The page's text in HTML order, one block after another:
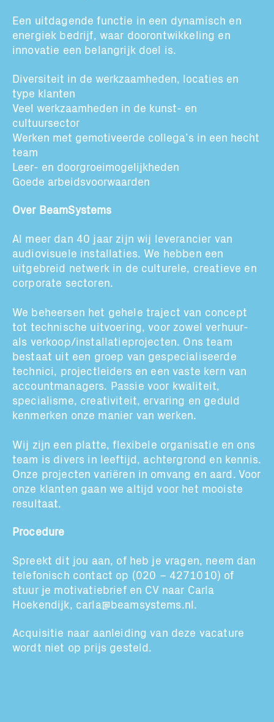
Een uitdagende functie in een dynamisch en
energiek bedrijf, waar doorontwikkeling en
innovatie een belangrijk doel is.
Diversiteit in de werkzaamheden, locaties en
type klanten
Veel werkzaamheden in de kunst- en
cultuursector
Werken met gemotiveerde collega’s in een hecht
team
Leer- en doorgroeimogelijkheden
Goede arbeidsvoorwaarden
Over BeamSystems
Al meer dan 40 jaar zijn wij leverancier van
audiovisuele installaties. We hebben een
uitgebreid netwerk in de culturele, creatieve en
corporate sectoren.
We beheersen het gehele traject van concept
tot technische uitvoering, voor zowel verhuur-
als verkoop/installatieprojecten. Ons team
bestaat uit een groep van gespecialiseerde
technici, projectleiders en een vaste kern van
accountmanagers. Passie voor kwaliteit,
specialisme, creativiteit, ervaring en geduld
kenmerken onze manier van werken.
Wij zijn een platte, flexibele organisatie en ons
team is divers in leeftijd, achtergrond en kennis.
Onze projecten variëren in omvang en aard. Voor
onze klanten gaan we altijd voor het mooiste
resultaat.
Procedure
Spreekt dit jou aan, of heb je vragen, neem dan
telefonisch contact op (020 – 4271010) of
stuur je motivatiebrief en CV naar Carla
Hoekendijk, carla@beamsystems.nl.
Acquisitie naar aanleiding van deze vacature
wordt niet op prijs gesteld.
Subscribe to our mailing list
En blijf op de hoogte